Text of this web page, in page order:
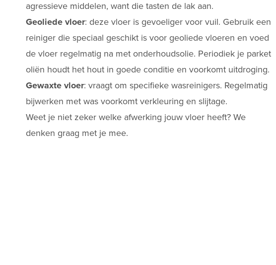
agressieve middelen, want die tasten de lak aan.
Geoliede vloer: deze vloer is gevoeliger voor vuil. Gebruik een
reiniger die speciaal geschikt is voor geoliede vloeren en voed
de vloer regelmatig na met onderhoudsolie. Periodiek je parket
oliën houdt het hout in goede conditie en voorkomt uitdroging.
Gewaxte vloer: vraagt om specifieke wasreinigers. Regelmatig
bijwerken met was voorkomt verkleuring en slijtage.
Weet je niet zeker welke afwerking jouw vloer heeft? We
denken graag met je mee.